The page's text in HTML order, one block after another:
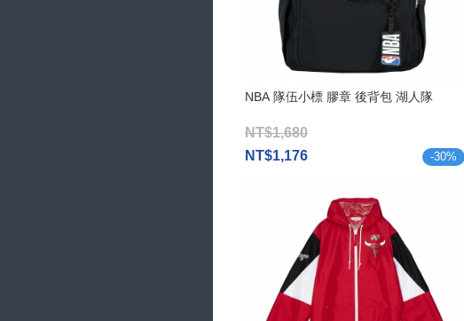
NBA 隊伍小標 膠章 後背包 湖人隊
NT$1,680
NT$1,176
-30%